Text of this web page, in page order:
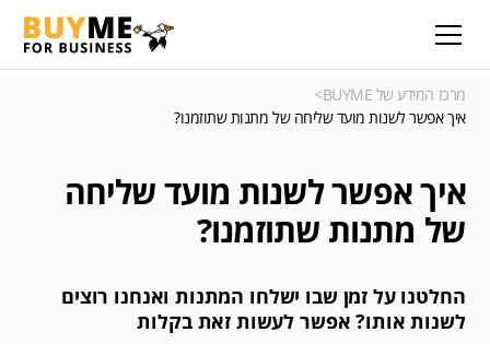
מרכז המידע של BUYME
>
איך אפשר לשנות מועד שליחה של מתנות שתוזמנו?
איך אפשר לשנות מועד שליחה
של מתנות שתוזמנו?
החלטנו על זמן שבו ישלחו המתנות ואנחנו רוצים
לשנות אותו? אפשר לעשות זאת בקלות